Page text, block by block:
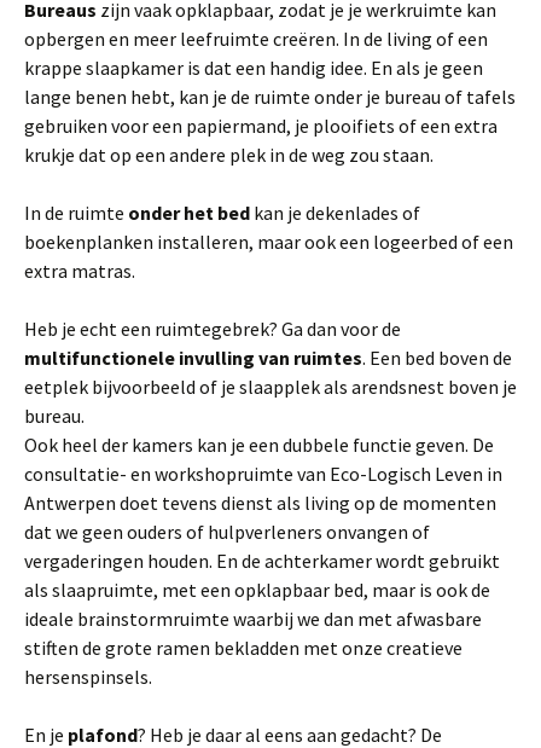
Bureaus zijn vaak opklapbaar, zodat je je werkruimte kan
opbergen en meer leefruimte creëren. In de living of een
krappe slaapkamer is dat een handig idee. En als je geen
lange benen hebt, kan je de ruimte onder je bureau of tafels
gebruiken voor een papiermand, je plooifiets of een extra
krukje dat op een andere plek in de weg zou staan.
In de ruimte onder het bed kan je dekenlades of
boekenplanken installeren, maar ook een logeerbed of een
extra matras.
Heb je echt een ruimtegebrek? Ga dan voor de
multifunctionele invulling van ruimtes. Een bed boven de
eetplek bijvoorbeeld of je slaapplek als arendsnest boven je
bureau.
Ook heel der kamers kan je een dubbele functie geven. De
consultatie- en workshopruimte van Eco-Logisch Leven in
Antwerpen doet tevens dienst als living op de momenten
dat we geen ouders of hulpverleners onvangen of
vergaderingen houden. En de achterkamer wordt gebruikt
als slaapruimte, met een opklapbaar bed, maar is ook de
ideale brainstormruimte waarbij we dan met afwasbare
stiften de grote ramen bekladden met onze creatieve
hersenspinsels.
En je plafond? Heb je daar al eens aan gedacht? De